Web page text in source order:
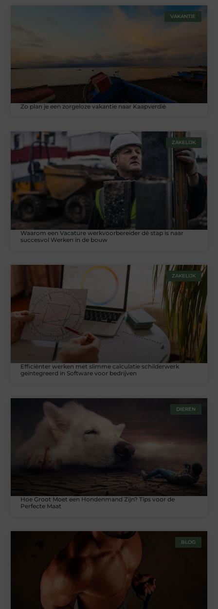
VAKANTIE
Zo plan je een zorgeloze vakantie naar Kaapverdië
ZAKELIJK
Waarom een Vacature werkvoorbereider dé stap is naar
succesvol Werken in de bouw
ZAKELIJK
Efficiënter werken met slimme calculatie schilderwerk
geïntegreerd in Software voor bedrijven
DIEREN
Hoe Groot Moet een Hondenmand Zijn? Tips voor de
Perfecte Maat
BLOG